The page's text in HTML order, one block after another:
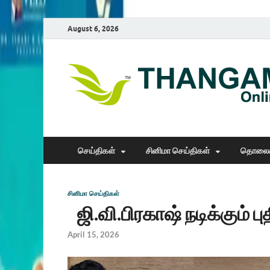
August 6, 2026
செய்திகள் சினிமா செய்திகள்
சினிமா செய்திகள்
ஜி.வி.பிரகாஷ் நடிக்கும்
April 15, 2026